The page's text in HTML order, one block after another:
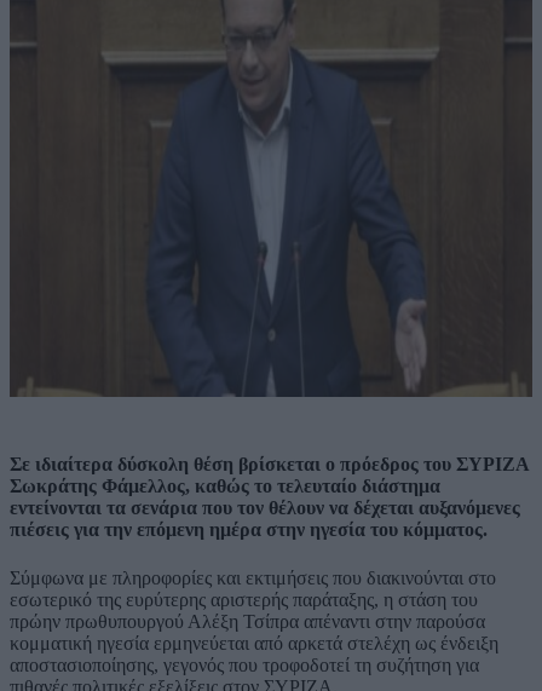
Σε ιδιαίτερα δύσκολη θέση βρίσκεται ο πρόεδρος του ΣΥΡΙΖΑ
Σωκράτης Φάμελλος, καθώς το τελευταίο διάστημα
εντείνονται τα σενάρια που τον θέλουν να δέχεται αυξανόμενες
πιέσεις για την επόμενη ημέρα στην ηγεσία του κόμματος.
Σύμφωνα με πληροφορίες και εκτιμήσεις που διακινούνται στο
εσωτερικό της ευρύτερης αριστερής παράταξης, η στάση του
πρώην πρωθυπουργού Αλέξη Τσίπρα απέναντι στην παρούσα
κομματική ηγεσία ερμηνεύεται από αρκετά στελέχη ως ένδειξη
αποστασιοποίησης, γεγονός που τροφοδοτεί τη συζήτηση για
πιθανές πολιτικές εξελίξεις στον ΣΥΡΙΖΑ.